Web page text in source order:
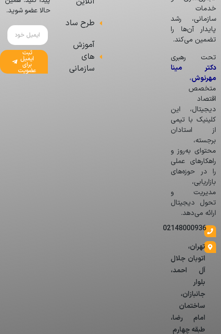
خدمات
سازمانی، رشد
پایدار آن‌ها را
تضمین می‌کند.
تحت رهبری
دکتر مینا
مهرنوش،
متخصص
اقتصاد
دیجیتال، این
کلینیک با تیمی
از استادان
برجسته،
محتوای به‌روز و
راهکارهای عملی
را در حوزه‌های
بازاریابی،
مدیریت و
تحول دیجیتال
ارائه می‌دهد.
02148000936
تهران،
اتوبان جلال
آل احمد،
بلوار
جانبازان،
ساختمان
امام رضا،
طبقه چهارم
طرح ساد
آموزش
های
سازمانی
حالا عضو شوید.
ثبت
ایمیل
برای
عضویت